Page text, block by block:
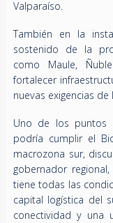
Valparaíso.
También en la
sostenido de la
como Maule,
fortalecer
nuevas exigencias de
Uno de los puntos
podría cumplir el
macrozona sur,
gobernador
tiene todas las
capital logística del
conectividad y una